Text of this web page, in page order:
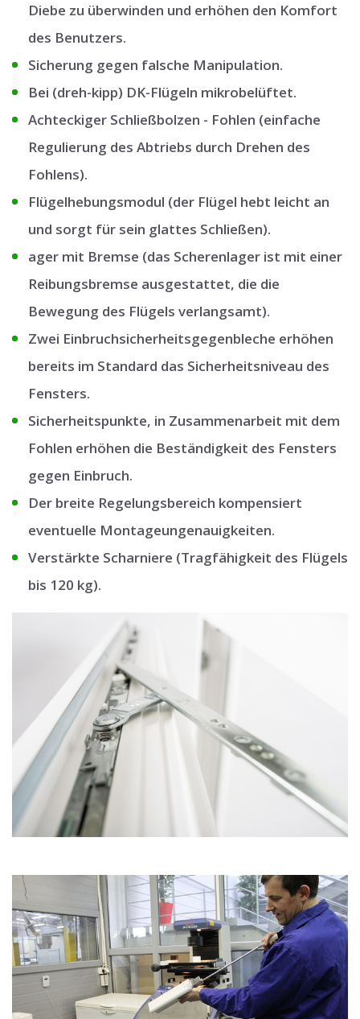
Diebe zu überwinden und erhöhen den Komfort
des Benutzers.
Sicherung gegen falsche Manipulation.
Bei (dreh-kipp) DK-Flügeln mikrobelüftet.
Achteckiger Schließbolzen - Fohlen (einfache
Regulierung des Abtriebs durch Drehen des
Fohlens).
Flügelhebungsmodul (der Flügel hebt leicht an
und sorgt für sein glattes Schließen).
ager mit Bremse (das Scherenlager ist mit einer
Reibungsbremse ausgestattet, die die
Bewegung des Flügels verlangsamt).
Zwei Einbruchsicherheitsgegenbleche erhöhen
bereits im Standard das Sicherheitsniveau des
Fensters.
Sicherheitspunkte, in Zusammenarbeit mit dem
Fohlen erhöhen die Beständigkeit des Fensters
gegen Einbruch.
Der breite Regelungsbereich kompensiert
eventuelle Montageungenauigkeiten.
Verstärkte Scharniere (Tragfähigkeit des Flügels
bis 120 kg).